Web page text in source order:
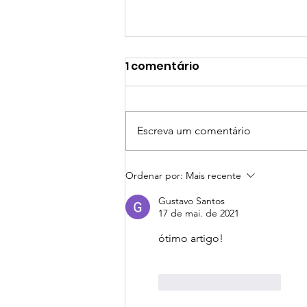
Dados de Acesso Público
e a decisão do TJPR
1 comentário
Escreva um comentário
Ordenar por: Mais recente
Gustavo Santos
17 de mai. de 2021
ótimo artigo!